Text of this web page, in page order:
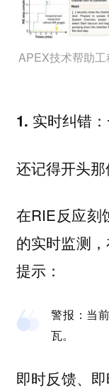
APEX技术帮助
1. 实时纠错
还记得开头
在RIE反应刻
的实时监测
提示：
警报：当
瓦。
即时反馈、